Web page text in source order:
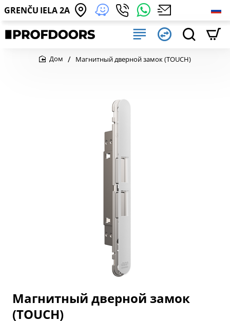
GRENČU IELA 2A
Магнитный дверной замок (TOUCH)
Магнитный дверной замок
(TOUCH)